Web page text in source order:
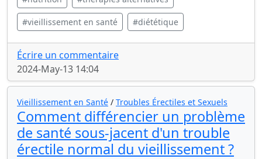
#vieillissement en santé #diététique
Écrire un commentaire
2024-May-13 14:04
Vieillissement en Santé / Troubles Érectiles et Sexuels
Comment différencier un problème
de santé sous-jacent d'un trouble
érectile normal du vieillissement ?